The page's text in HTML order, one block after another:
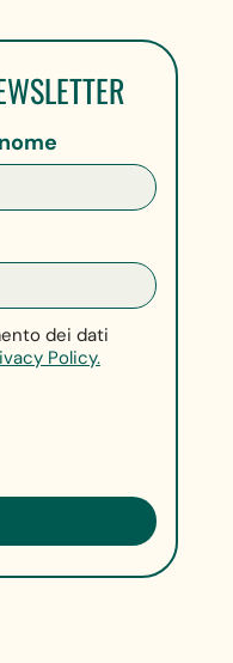
dei dati
Policy.